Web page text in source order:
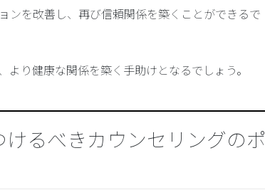
ンを改善し、再び信頼関係を築くことができるで
り健康な関係を築く手助けとなるでしょう。
るべきカウンセリングのポ